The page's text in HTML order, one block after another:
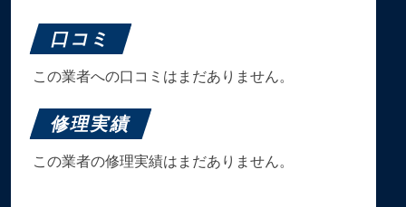
口コミ
この業者への口コミはまだありません。
修理実績
この業者の修理実績はまだありません。